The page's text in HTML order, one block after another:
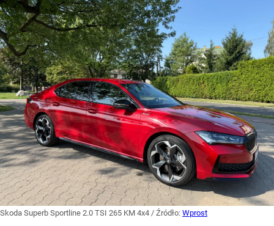
Skoda Superb Sportline 2.0 TSI 265 KM 4x4 / Źródło: Wprost